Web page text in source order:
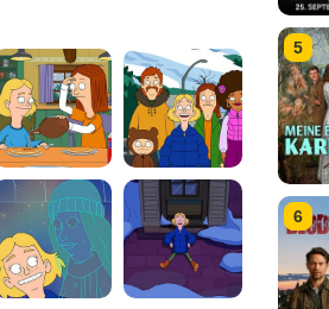
5
6